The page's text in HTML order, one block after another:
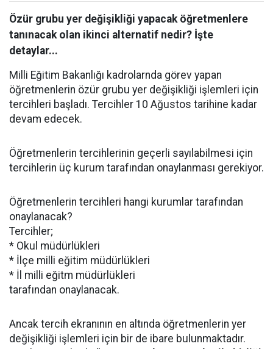
Özür grubu yer değişikliği yapacak öğretmenlere
tanınacak olan ikinci alternatif nedir? İşte
detaylar...
Milli Eğitim Bakanlığı kadrolarnda görev yapan
öğretmenlerin özür grubu yer değişikliği işlemleri için
tercihleri başladı. Tercihler 10 Ağustos tarihine kadar
devam edecek.
Öğretmenlerin tercihlerinin geçerli sayılabilmesi için
tercihlerin üç kurum tarafından onaylanması gerekiyor.
Öğretmenlerin tercihleri hangi kurumlar tarafından
onaylanacak?
Tercihler;
* Okul müdürlükleri
* İlçe milli eğitim müdürlükleri
* İl milli eğitm müdürlükleri
tarafından onaylanacak.
Ancak tercih ekranının en altında öğretmenlerin yer
değişikliği işlemleri için bir de ibare bulunmaktadır.